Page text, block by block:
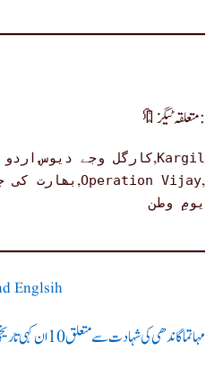
🔖 متعلقہ ٹیگز:
کارگل وجے دیوس, اردو ,Kargil
بھارت کی ,Operation Vijay,
یومِ وطن
Englsih
مہاتما گاندھی کی شہادت سے متعلق 10 ان کہی تاریخی حقیقتیں